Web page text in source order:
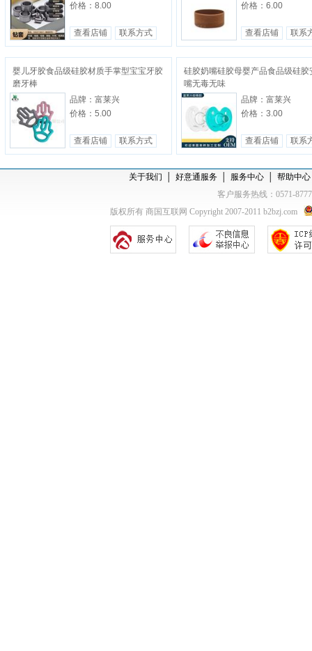
价格：8.00
查看店铺 联系方式
价格：6.00
查看店铺 联系
婴儿牙胶食品级硅胶材质手掌型宝宝牙胶
磨牙棒
品牌：富莱兴
价格：5.00
查看店铺 联系方式
硅胶奶嘴硅胶母婴产品食品级硅胶
嘴无毒无味
品牌：富莱兴
价格：3.00
查看店铺 联系
关于我们 好意通服务 服务中心
帮助中心
客户服务热线：0571-
版权所有 商国互联网 Copyright 2007-2011 b2bzj.com